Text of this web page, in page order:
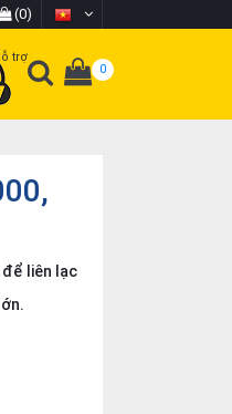
(0)
trợ
0
để liên lạc